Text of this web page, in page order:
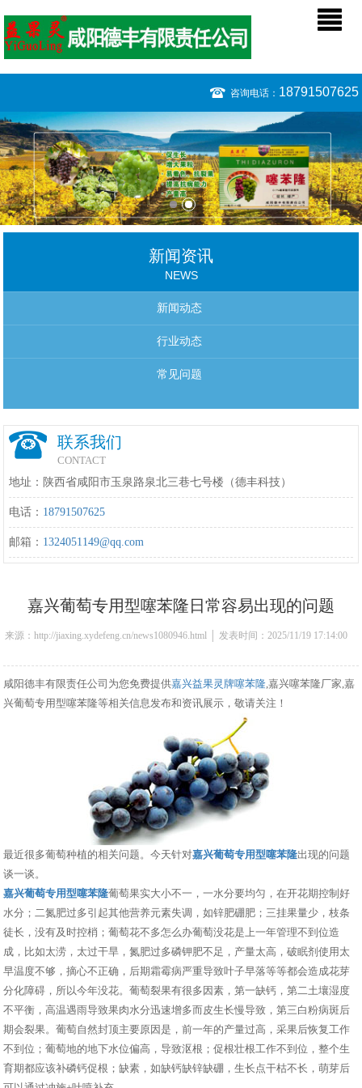
咨询电话： 18791507625
新闻资讯
NEWS
新闻动态
行业动态
常见问题
联系我们
CONTACT
地址：陕西省咸阳市玉泉路泉北三巷七号楼（德丰科技）
电话： 18791507625
邮箱： 1324051149@qq.com
嘉兴葡萄专用型噻苯隆日常容易出现的问题
来源：http://jiaxing.xydefeng.cn/news1080946.html │ 发表时间：2025/11/19 17:14:00
咸阳德丰有限责任公司为您免费提供嘉兴益果灵牌噻苯隆,嘉兴噻苯隆厂家,嘉
兴葡萄专用型噻苯隆等相关信息发布和资讯展示，敬请关注！
最近很多葡萄种植的相关问题。今天针对嘉兴葡萄专用型噻苯隆出现的问题
谈一谈。
嘉兴葡萄专用型噻苯隆葡萄果实大小不一，一水分要均匀，在开花期控制好
水分；二氮肥过多引起其他营养元素失调，如锌肥硼肥；三挂果量少，枝条
徒长，没有及时控梢；葡萄花不多怎么办葡萄没花是上一年管理不到位造
成，比如太涝，太过干旱，氮肥过多磷钾肥不足，产量太高，破眠剂使用太
早温度不够，摘心不正确，后期霜霉病严重导致叶子早落等等都会造成花芽
分化障碍，所以今年没花。葡萄裂果有很多因素，第一缺钙，第二土壤湿度
不平衡，高温遇雨导致果肉水分迅速增多而皮生长慢导致，第三白粉病斑后
期会裂果。葡萄自然封顶主要原因是，前一年的产量过高，采果后恢复工作
不到位；葡萄地的地下水位偏高，导致沤根；促根壮根工作不到位，整个生
育期都应该补磷钙促根；缺素，如缺钙缺锌缺硼，生长点干枯不长，萌芽后